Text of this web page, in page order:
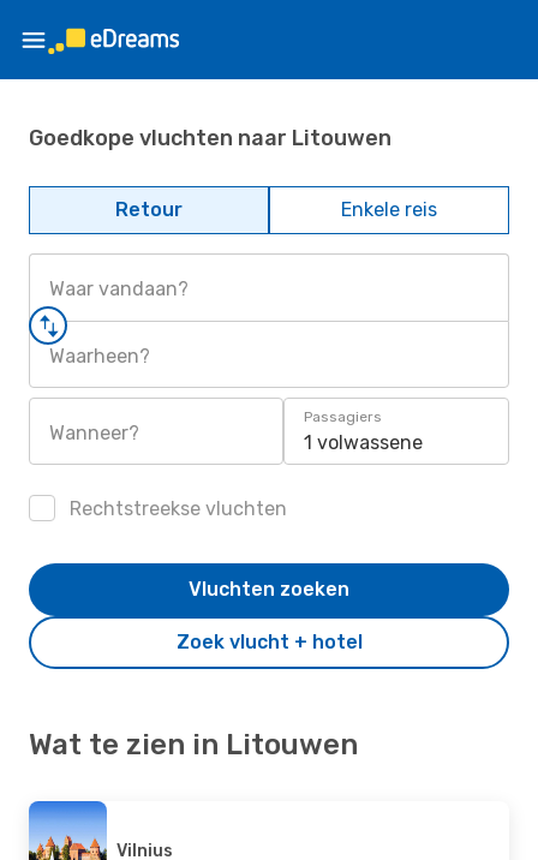
Goedkope vluchten naar Litouwen
Retour Enkele reis
Waar vandaan?
Waarheen?
Wanneer?
Passagiers
1 volwassene
Rechtstreekse vluchten
Zoek vlucht + hotel
Vluchten zoeken
Wat te zien in Litouwen
Vilnius